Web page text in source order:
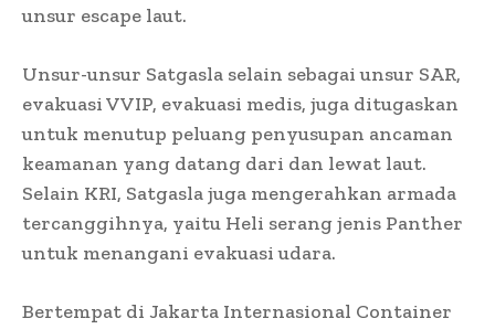
unsur escape laut.
Unsur-unsur Satgasla selain sebagai unsur SAR,
evakuasi VVIP, evakuasi medis, juga ditugaskan
untuk menutup peluang penyusupan ancaman
keamanan yang datang dari dan lewat laut.
Selain KRI, Satgasla juga mengerahkan armada
tercanggihnya, yaitu Heli serang jenis Panther
untuk menangani evakuasi udara.
Bertempat di Jakarta Internasional Container